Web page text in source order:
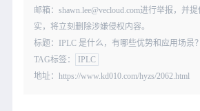
邮箱：shawn.lee@vecloud.com进行举报，并
实，将立刻删除涉嫌侵权内容。
标题：IPLC 是什么，有哪些优势和应用场景？
TAG标签：
IPLC
地址：https://www.kd010.com/hyzs/2062.html